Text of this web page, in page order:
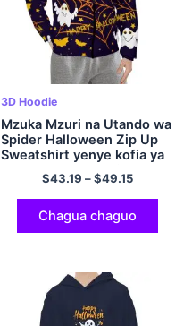
3D Hoodie
Mzuka Mzuri na Utando wa
Spider Halloween Zip Up
Sweatshirt yenye kofia ya
Polyester ya Kawaida na
Hoodi ya Kustarehesha ya
Navy Blue Hoodies
$43.19 –$49.15
Chagua chaguo